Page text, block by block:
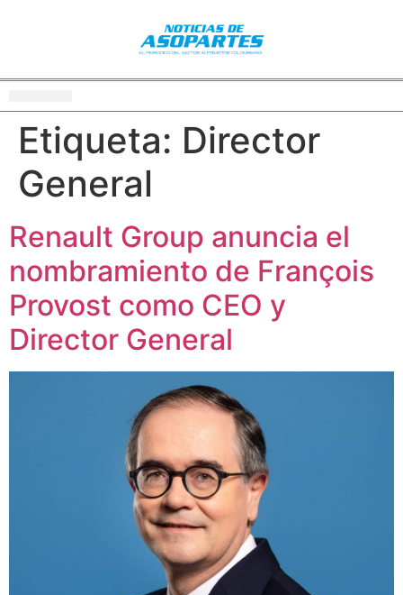
Etiqueta: Director
General
Renault Group anuncia el
nombramiento de François
Provost como CEO y
Director General